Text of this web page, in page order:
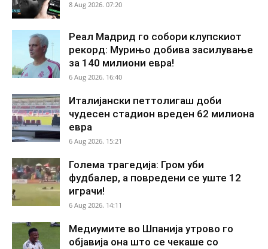
8 Aug 2026. 07:20
Реал Мадрид го собори клупскиот
рекорд: Мурињо добива засилување
за 140 милиони евра!
6 Aug 2026. 16:40
Италијански петтолигаш доби
чудесен стадион вреден 62 милиона
евра
6 Aug 2026. 15:21
Голема трагедија: Гром уби
фудбалер, а повредени се уште 12
играчи!
6 Aug 2026. 14:11
Медиумите во Шпанија утрово го
објавија она што се чекаше со